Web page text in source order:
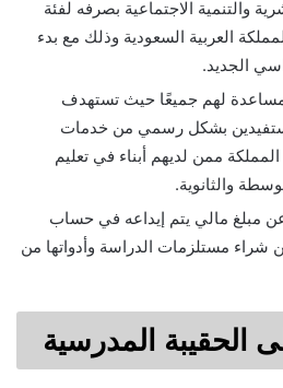
والتنمية الاجتماعية بصرفه لفئة
العربية السعودية وذلك مع بدء
الجديد.
لهم جميعًا حيث تستهدف
بشكل رسمي من خدمات
ممن لديهم أبناء في تعليم
والثانوية.
عن مبلغ مالي يتم إيداعه في حساب
مستلزمات الدراسة وأدواتها من
المدرسية